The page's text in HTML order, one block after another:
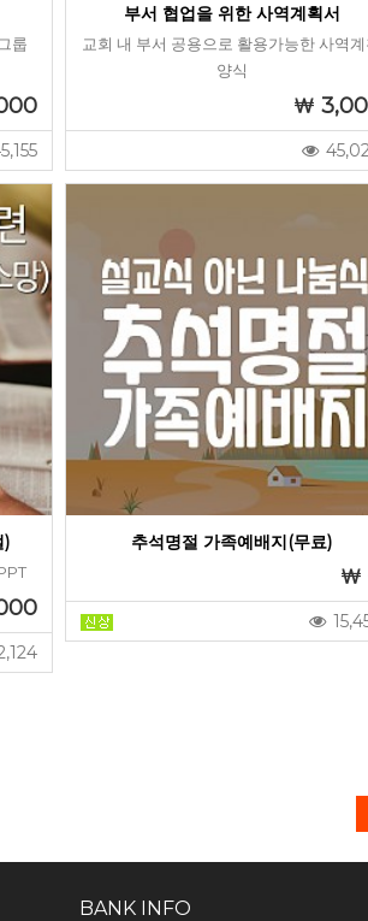
룹
부서 협업을 위한 사역계획서
교회 내 부서 공용으로 활용가능한 사역계
양식
) 추석명절 가족예배지(무료)
BANK INFO